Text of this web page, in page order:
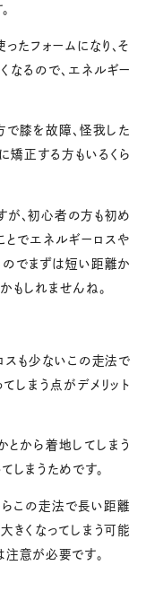
たフォームになり、そ
なるので、エネルギー
で膝を故障、怪我した
矯正する方もいるくら
が、初心者の方も初め
とでエネルギーロスや
のでまずは短い距離か
もしれませんね。
スも少ないこの走法で
しまう点がデメリット
とから着地してしまう
しまうためです。
らこの走法で長い距離
きくなってしまう可能
注意が必要です。